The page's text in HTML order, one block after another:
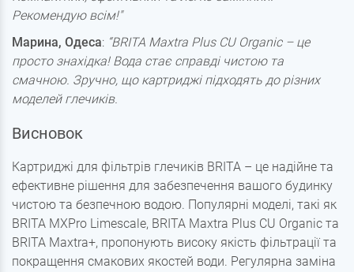
Рекомендую всім!"
Марина, Одеса: “BRITA Maxtra Plus CU Organic – це
просто знахідка! Вода стає справді чистою та
смачною. Зручно, що картриджі підходять до різних
моделей глечиків.
Висновок
Картриджі для фільтрів глечиків BRITA – це надійне та
ефективне рішення для забезпечення вашого будинку
чистою та безпечною водою. Популярні моделі, такі як
BRITA MXPro Limescale, BRITA Maxtra Plus CU Organic та
BRITA Maxtra+, пропонують високу якість фільтрації та
покращення смакових якостей води. Регулярна заміна